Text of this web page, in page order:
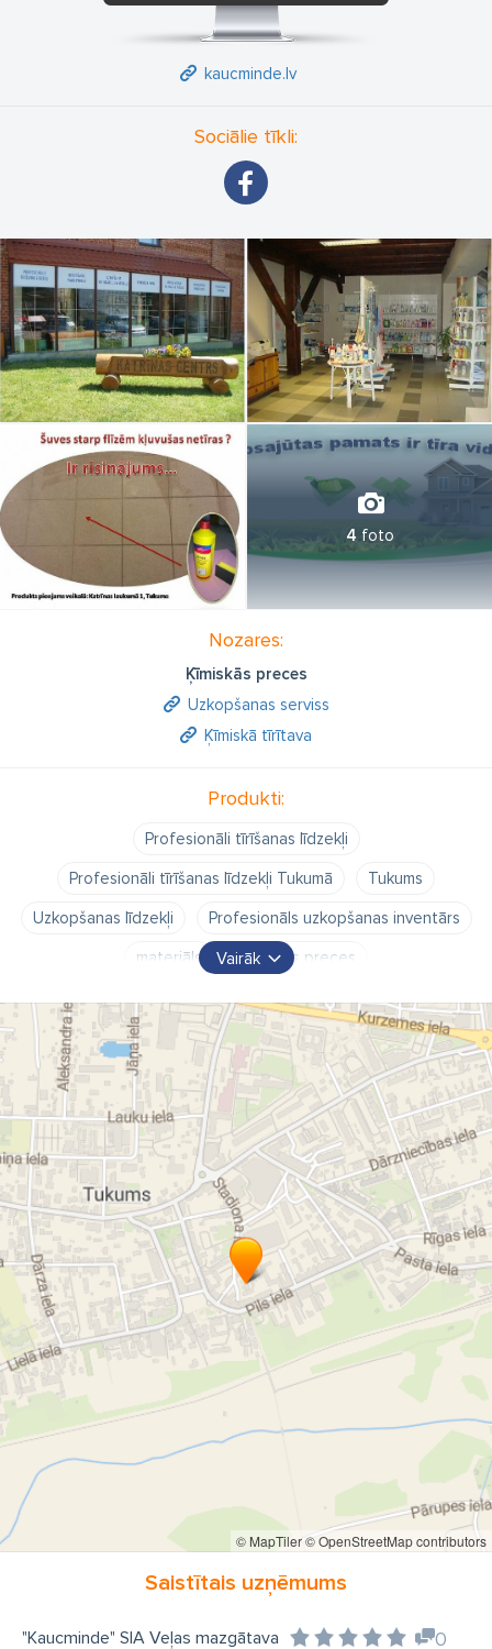
kaucminde.lv
Sociālie tīkli:
4 foto
Nozares:
Ķīmiskās preces
Uzkopšanas serviss
Ķīmiskā tīrītava
Produkti:
Profesionāli tīrīšanas līdzekļi
Profesionāli tīrīšanas līdzekļi Tukumā
Tukums
Uzkopšanas līdzekļi
Profesionāls uzkopšanas inventārs
materiāls
Higiēnas preces
Profesionālas konsultācijas tīrīšanas līdzekļu izvēlē
konsultācijas tīrīšanas inventāra izvēlē
lietošanā
Uzkopšanas inventāra noma
tīrīšanas līdzekļi
inventārs
dezinfekcijas līdzekļi
somu mazgāšana
apavu mazgāšana
paklāju mazgāšana
Profesionālie tīrīšanas līdzekļi Tukumā
Ķīmiskās tīrītavas pakalpojumi Tukumā
Vairāk
© MapTiler© OpenStreetMap contributors
Saistītais uzņēmums
"Kaucminde" SIA Veļas mazgātava 0